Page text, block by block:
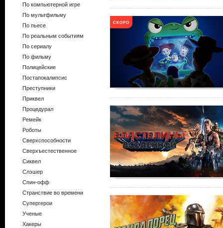
По компьютерной игре
По мультфильму
По пьесе
По реальным событиям
По сериалу
По фильму
Полицейские
Постапокалипсис
Преступники
Приквел
Процедурал
Ремейк
Роботы
Сверхспособности
Сверхъестественное
Сиквел
Слэшер
Спин-офф
Странствие во времени
Супергерои
Ученые
Хакеры
СКОРО